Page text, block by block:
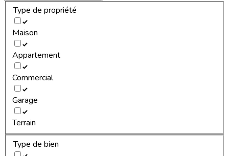
Type de propriété
Maison
Appartement
Commercial
Garage
Terrain
Type de bien